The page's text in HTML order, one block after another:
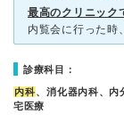
最高のクリニック
診療科目：
内科、消化器内科、内
宅医療